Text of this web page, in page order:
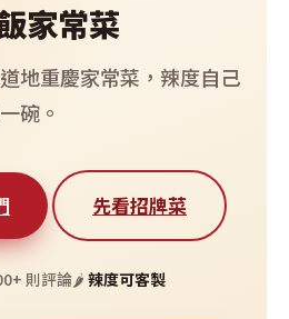
家常菜
地重慶家常菜，辣度自己
碗。
先看招牌菜
則評論🌶️ 辣度可客製